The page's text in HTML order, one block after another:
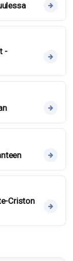
-
Criston